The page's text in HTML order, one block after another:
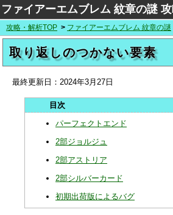
ファイアーエムブレム 紋章の謎
攻略・解析TOP ファイアーエムブレム 紋章の謎
取り返しのつかない要素
最終更新日： 2024年3月27日
パーフェクトエンド
2部ジョルジュ
2部アストリア
2部シルバーカード
初期出荷版によるバグ